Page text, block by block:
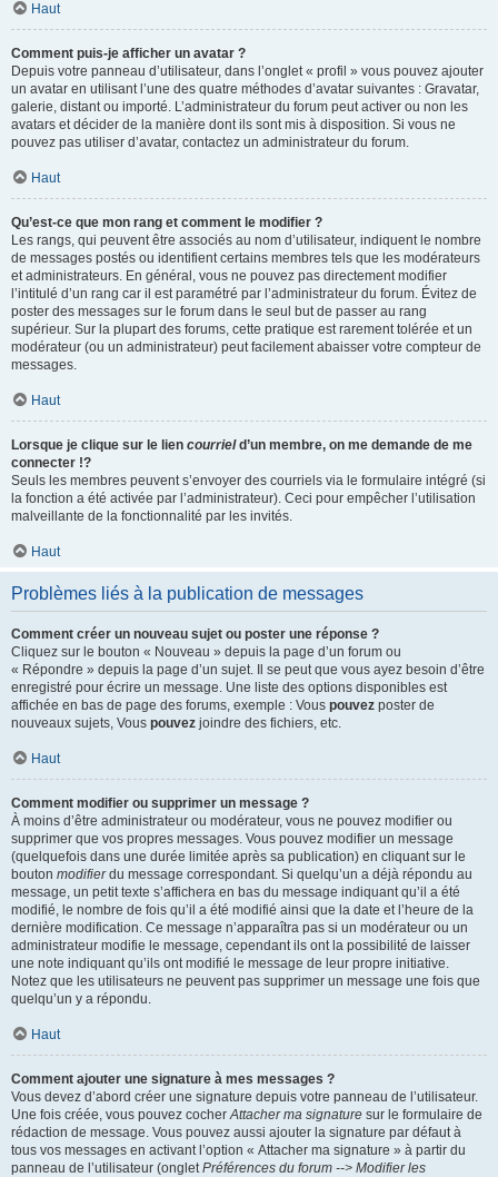
Haut
Comment puis-je afficher un avatar ?
Depuis votre panneau d’utilisateur, dans l’onglet « profil » vous pouvez ajouter
un avatar en utilisant l’une des quatre méthodes d’avatar suivantes : Gravatar,
galerie, distant ou importé. L’administrateur du forum peut activer ou non les
avatars et décider de la manière dont ils sont mis à disposition. Si vous ne
pouvez pas utiliser d’avatar, contactez un administrateur du forum.
Haut
Qu’est-ce que mon rang et comment le modifier ?
Les rangs, qui peuvent être associés au nom d’utilisateur, indiquent le nombre
de messages postés ou identifient certains membres tels que les modérateurs
et administrateurs. En général, vous ne pouvez pas directement modifier
l’intitulé d’un rang car il est paramétré par l’administrateur du forum. Évitez de
poster des messages sur le forum dans le seul but de passer au rang
supérieur. Sur la plupart des forums, cette pratique est rarement tolérée et un
modérateur (ou un administrateur) peut facilement abaisser votre compteur de
messages.
Haut
Lorsque je clique sur le lien courrield’un membre, on me demande de me
connecter !?
Seuls les membres peuvent s’envoyer des courriels via le formulaire intégré (si
la fonction a été activée par l’administrateur). Ceci pour empêcher l’utilisation
malveillante de la fonctionnalité par les invités.
Haut
Problèmes liés à la publication de messages
Comment créer un nouveau sujet ou poster une réponse ?
Cliquez sur le bouton « Nouveau » depuis la page d’un forum ou
« Répondre » depuis la page d’un sujet. Il se peut que vous ayez besoin d’être
enregistré pour écrire un message. Une liste des options disponibles est
affichée en bas de page des forums, exemple : Vous pouvez poster de
nouveaux sujets, Vous pouvez joindre des fichiers, etc.
Haut
Comment modifier ou supprimer un message ?
À moins d’être administrateur ou modérateur, vous ne pouvez modifier ou
supprimer que vos propres messages. Vous pouvez modifier un message
(quelquefois dans une durée limitée après sa publication) en cliquant sur le
bouton modifierdu message correspondant. Si quelqu’un a déjà répondu au
message, un petit texte s’affichera en bas du message indiquant qu’il a été
modifié, le nombre de fois qu’il a été modifié ainsi que la date et l’heure de la
dernière modification. Ce message n’apparaîtra pas si un modérateur ou un
administrateur modifie le message, cependant ils ont la possibilité de laisser
une note indiquant qu’ils ont modifié le message de leur propre initiative.
Notez que les utilisateurs ne peuvent pas supprimer un message une fois que
quelqu’un y a répondu.
Haut
Comment ajouter une signature à mes messages ?
Vous devez d’abord créer une signature depuis votre panneau de l’utilisateur.
Une fois créée, vous pouvez cocherAttacher ma signature sur le formulaire de
rédaction de message. Vous pouvez aussi ajouter la signature par défaut à
tous vos messages en activant l’option « Attacher ma signature » à partir du
panneau de l’utilisateur (ongletPréférences du forum --> Modifier les